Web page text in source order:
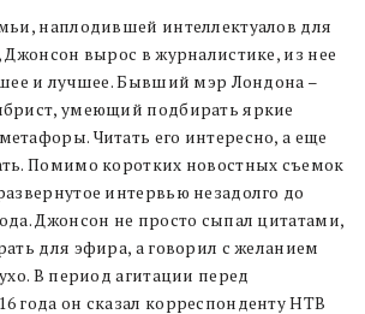
наплодившей интеллектуалов для
Джонсон вырос в журналистике, из нее
и лучшее. Бывший мэр Лондона –
умеющий подбирать яркие
Читать его интересно, а еще
Помимо коротких новостных съемок
интервью незадолго до
Джонсон не просто сыпал цитатами,
для эфира, а говорил с желанием
В период агитации перед
года он сказал корреспонденту НТВ